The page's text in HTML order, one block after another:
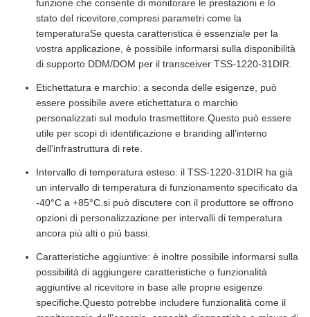
funzione che consente di monitorare le prestazioni e lo
stato del ricevitore,compresi parametri come la
temperaturaSe questa caratteristica è essenziale per la
vostra applicazione, è possibile informarsi sulla disponibilità
di supporto DDM/DOM per il transceiver TSS-1220-31DIR.
Etichettatura e marchio: a seconda delle esigenze, può
essere possibile avere etichettatura o marchio
personalizzati sul modulo trasmettitore.Questo può essere
utile per scopi di identificazione e branding all'interno
dell'infrastruttura di rete.
Intervallo di temperatura esteso: il TSS-1220-31DIR ha già
un intervallo di temperatura di funzionamento specificato da
-40°C a +85°C.si può discutere con il produttore se offrono
opzioni di personalizzazione per intervalli di temperatura
ancora più alti o più bassi.
Caratteristiche aggiuntive: è inoltre possibile informarsi sulla
possibilità di aggiungere caratteristiche o funzionalità
aggiuntive al ricevitore in base alle proprie esigenze
specifiche.Questo potrebbe includere funzionalità come il